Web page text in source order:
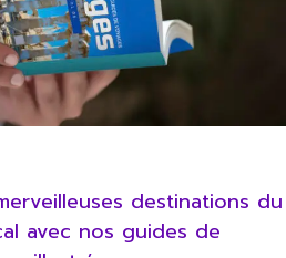
destinations du
avec nos guides de